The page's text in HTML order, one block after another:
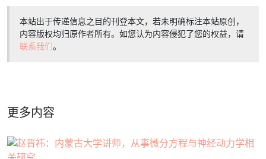
本站出于传递信息之目的刊登本文，若未明确标注本站原创，
内容版权均归原作者所有。如您认为内容侵犯了您的权益，请
联系我们。
更多内容